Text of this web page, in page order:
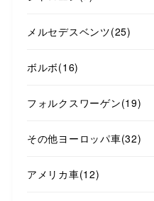
メルセデスベンツ(25)
ボルボ(16)
フォルクスワーゲン(19)
その他ヨーロッパ車(32)
アメリカ車(12)